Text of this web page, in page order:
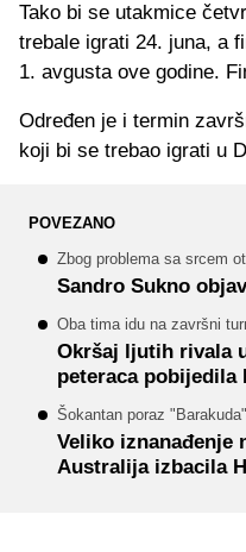
Tako bi se utakmice
trebale igrati 24. juna, a
1. avgusta ove godine.
Određen je i termin
koji bi se trebao igrati u
POVEZANO
Zbog problema sa srcem
Sandro Sukno
Oba tima idu na završni
Okršaj ljutih rivala
peteraca pobijedila
Šokantan poraz "Barakuda"
Veliko iznanađenje
Australija izbacila